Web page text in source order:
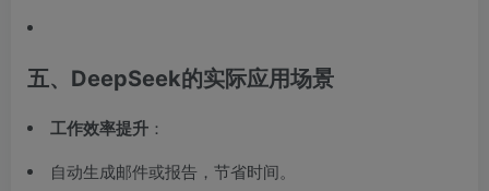
五、DeepSeek的实际应用场景
工作效率提升 ：
自动生成邮件或报告，节省时间。